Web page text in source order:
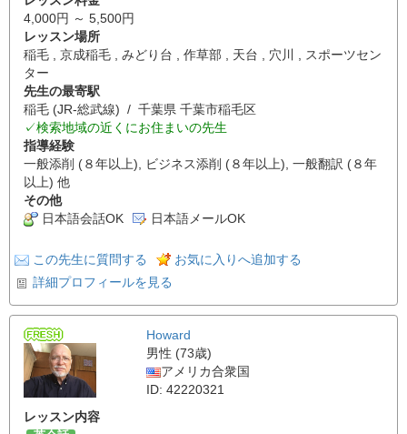
4,000円 ～ 5,500円
レッスン場所
稲毛 , 京成稲毛 , みどり台 , 作草部 , 天台 , 穴川 , スポーツセン
ター
先生の最寄駅
稲毛 (JR-総武線) / 千葉県 千葉市稲毛区
✓検索地域の近くにお住まいの先生
指導経験
一般添削 (８年以上), ビジネス添削 (８年以上), 一般翻訳 (８年
以上) 他
その他
日本語会話OK
日本語メールOK
この先生に質問する
お気に入りへ追加する
詳細プロフィールを見る
Howard
男性 (73歳)
アメリカ合衆国
ID: 42220321
レッスン内容